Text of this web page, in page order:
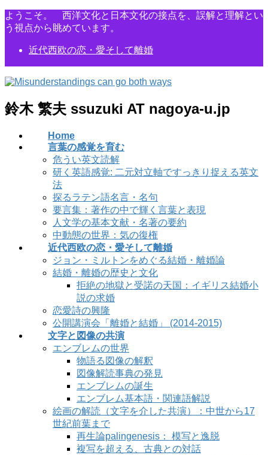
コ
ン
ツ
に
動
ナ
ビ
シ
ョ
に
移
ようこそ。 西洋文化と日本文化の接点を、誤解と理解とい
う視点から眺めています。
近代西欧の恋・愛そして離婚
鈴木 繁夫 ssuzuki AT nagoya-u.jp
Home
言葉の感覚を育む
危うい英文読解
研く英語感覚: 二元対立軸ですっきり捉える英文
法
探るラテン語名言・名句
要言集：著作の中で輝く言葉と表現
人文学の基本文献・名著の要約
中動態の世界：気の復権
近代西欧の恋・愛そして離婚
ジョン・ミルトンをめぐる結婚・離婚論
結婚・離婚の歴史と文化
拒絶の地獄と受諾の天国：イギリス結婚小
説の求婚
恋愛詩の興隆
公開講演会「離婚と結婚」 (2014-2015)
文字と図像の共演
エンブレムの世界
物語る図像の解釈
図像解読事典の発見
エンブレムの誕生
エンブレム基本語・関連語解説
絵画の解読（文字を介した共演）：中世から17
世紀前葉まで
再生論palingenesis： 模写と逸脱
複写を超える、古典との対話